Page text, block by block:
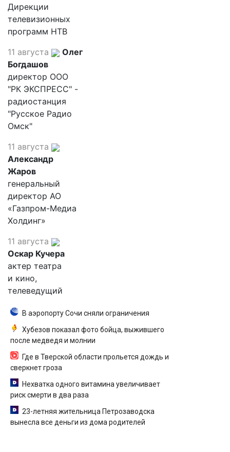
Дирекции
телевизионных
программ НТВ
11 августа
Олег
Богдашов
директор ООО
"РК ЭКСПРЕСС" -
радиостанция
"Русское Радио
Омск"
11 августа
Александр
Жаров
генеральный
директор АО
«Газпром-Медиа
Холдинг»
11 августа
Оскар Кучера
актер театра
и кино,
телеведущий
В аэропорту Сочи сняли ограничения
Хубезов показал фото бойца, выжившего
после медведя и молнии
Где в Тверской области прольется дождь и
сверкнет гроза
Нехватка одного витамина увеличивает
риск смерти в два раза
23-летняя жительница Петрозаводска
вынесла все деньги из дома родителей